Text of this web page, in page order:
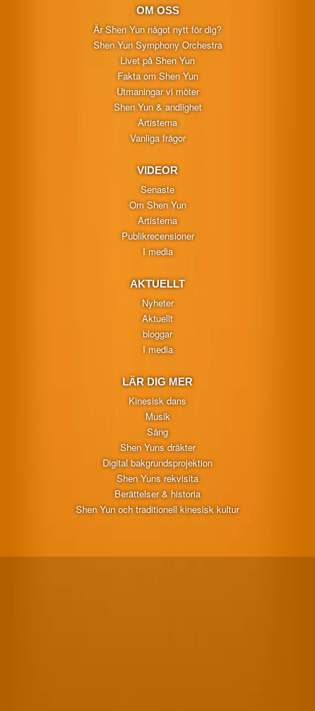
OM OSS
Är Shen Yun något nytt för dig?
Shen Yun Symphony Orchestra
Livet på Shen Yun
Fakta om Shen Yun
Utmaningar vi möter
Shen Yun & andlighet
Artisterna
Vanliga frågor
VIDEOR
Senaste
Om Shen Yun
Artisterna
Publikrecensioner
I media
AKTUELLT
Nyheter
Aktuellt
bloggar
I media
LÄR DIG MER
Kinesisk dans
Musik
Sång
Shen Yuns dräkter
Digital bakgrundsprojektion
Shen Yuns rekvisita
Berättelser & historia
Shen Yun och traditionell kinesisk kultur